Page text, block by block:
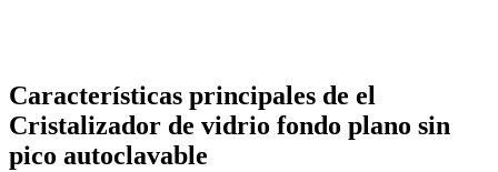
Características principales de el
Cristalizador de vidrio fondo plano sin
pico autoclavable